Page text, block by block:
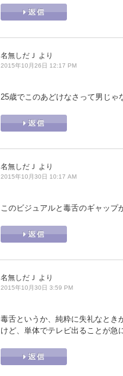
名無しだＪ より
2015年10月26日 12:17 PM
25歳でこのあどけなさって男じゃ
名無しだＪ より
2015年10月30日 10:17 AM
このビジュアルと毒舌のギャップ
名無しだＪ より
2015年10月30日 3:59 PM
毒舌というか、純粋に失礼なと
けど、単体でテレビ出ることが急